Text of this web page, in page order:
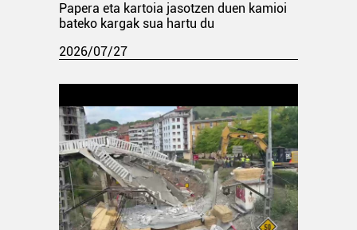
Papera eta kartoia jasotzen duen kamioi
bateko kargak sua hartu du
2026/07/27